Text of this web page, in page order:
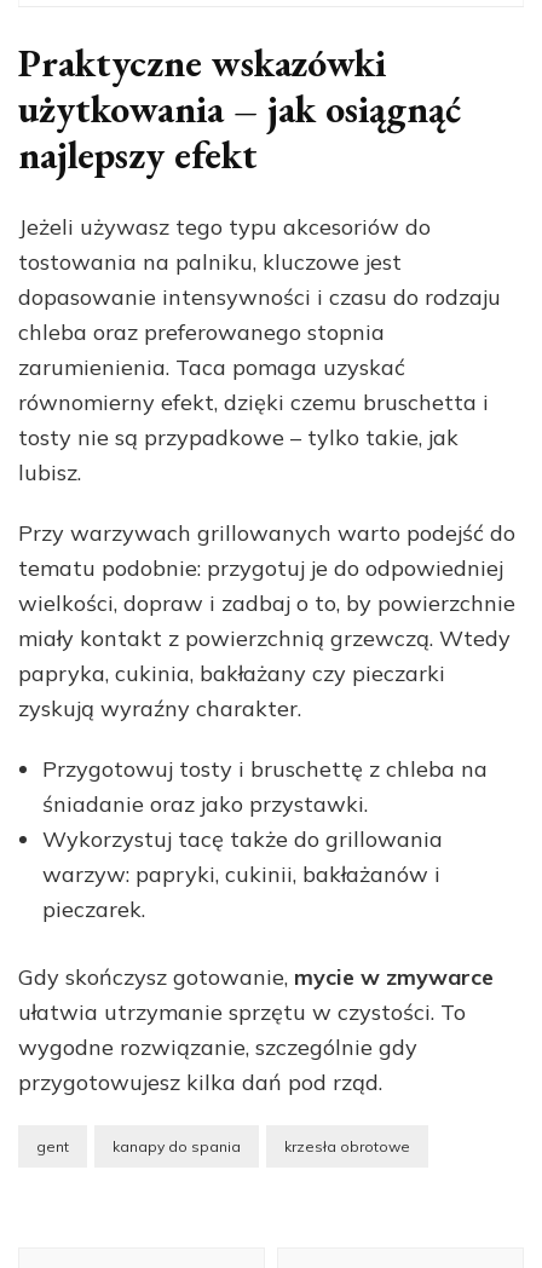
Praktyczne wskazówki
użytkowania – jak osiągnąć
najlepszy efekt
Jeżeli używasz tego typu akcesoriów do
tostowania na palniku, kluczowe jest
dopasowanie intensywności i czasu do rodzaju
chleba oraz preferowanego stopnia
zarumienienia. Taca pomaga uzyskać
równomierny efekt, dzięki czemu bruschetta i
tosty nie są przypadkowe – tylko takie, jak
lubisz.
Przy warzywach grillowanych warto podejść do
tematu podobnie: przygotuj je do odpowiedniej
wielkości, dopraw i zadbaj o to, by powierzchnie
miały kontakt z powierzchnią grzewczą. Wtedy
papryka, cukinia, bakłażany czy pieczarki
zyskują wyraźny charakter.
Przygotowuj tosty i bruschettę z chleba na
śniadanie oraz jako przystawki.
Wykorzystuj tacę także do grillowania
warzyw: papryki, cukinii, bakłażanów i
pieczarek.
Gdy skończysz gotowanie, mycie w zmywarce
ułatwia utrzymanie sprzętu w czystości. To
wygodne rozwiązanie, szczególnie gdy
przygotowujesz kilka dań pod rząd.
gent kanapy do spania krzesła obrotowe